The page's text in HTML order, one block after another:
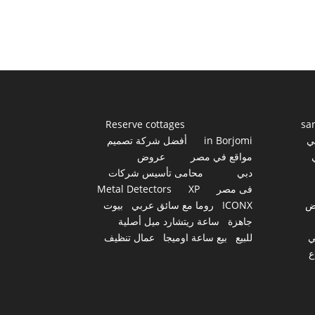
Reserve cottages
in Borjomi
أفضل شركة تصميم
مواقع في مصر
عروض
دبي
محامى تأسيس شركات
فى مصر
Metal Detectors
XP
ICONX
روما مع سائق عربي
بيوت
جاهزة
ساعة ريتشارد ميل أصلية
للبيع
بيع ساعة اوميجا عمال تنظيف